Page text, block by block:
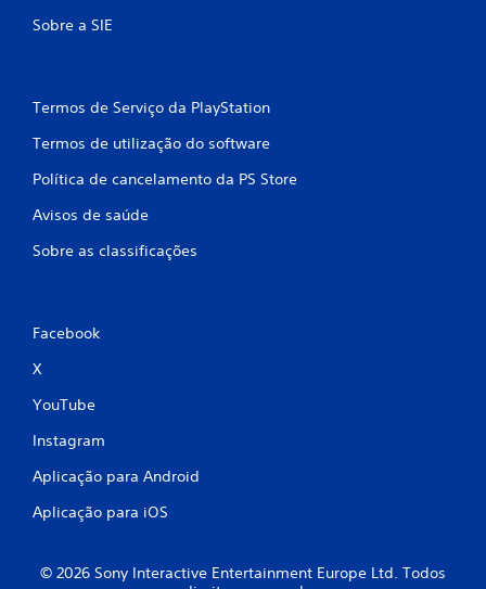
Sobre a SIE
Termos de Serviço da PlayStation
Termos de utilização do software
Política de cancelamento da PS Store
Avisos de saúde
Sobre as classificações
Facebook
X
YouTube
Instagram
Aplicação para Android
Aplicação para iOS
© 2026 Sony Interactive Entertainment Europe Ltd. Todos